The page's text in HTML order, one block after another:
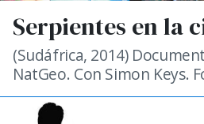
Serpientes en la
(Sudáfrica, 2014)
NatGeo. Con Simon Keys.